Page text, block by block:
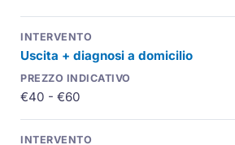
Uscita + diagnosi a domicilio
€40 - €60